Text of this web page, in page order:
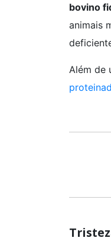
bovino
animais
Além de